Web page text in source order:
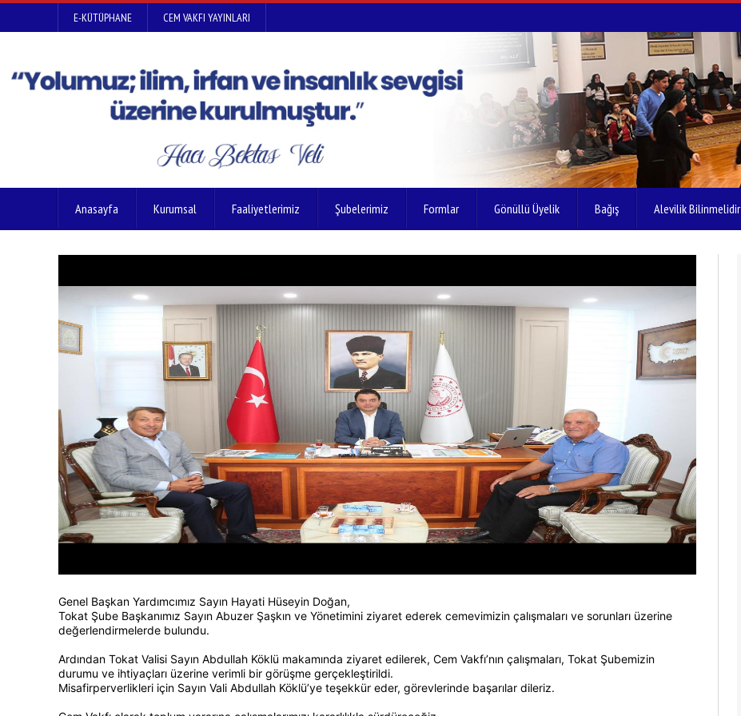
E-KÜTÜPHANE CEM VAKFI YAYINLARI
Anasayfa Kurumsal Faaliyetlerimiz Şubelerimiz Formlar Gönüllü Üyelik Bağış Alevilik Bilinmelidir
Genel Başkan Yardımcımız Sayın Hayati Hüseyin Doğan,
Tokat Şube Başkanımız Sayın Abuzer Şaşkın ve Yönetimini ziyaret ederek cemevimizin çalışmaları ve sorunları üzerine
değerlendirmelerde bulundu.
Ardından Tokat Valisi Sayın Abdullah Köklü makamında ziyaret edilerek, Cem Vakfı’nın çalışmaları, Tokat Şubemizin
durumu ve ihtiyaçları üzerine verimli bir görüşme gerçekleştirildi.
Misafirperverlikleri için Sayın Vali Abdullah Köklü’ye teşekkür eder, görevlerinde başarılar dileriz.